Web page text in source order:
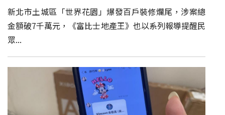
新北市土城區「世界花園」爆發百戶裝修爛尾，涉案總
金額破7千萬元，《富比士地產王》也以系列報導提醒民
眾...